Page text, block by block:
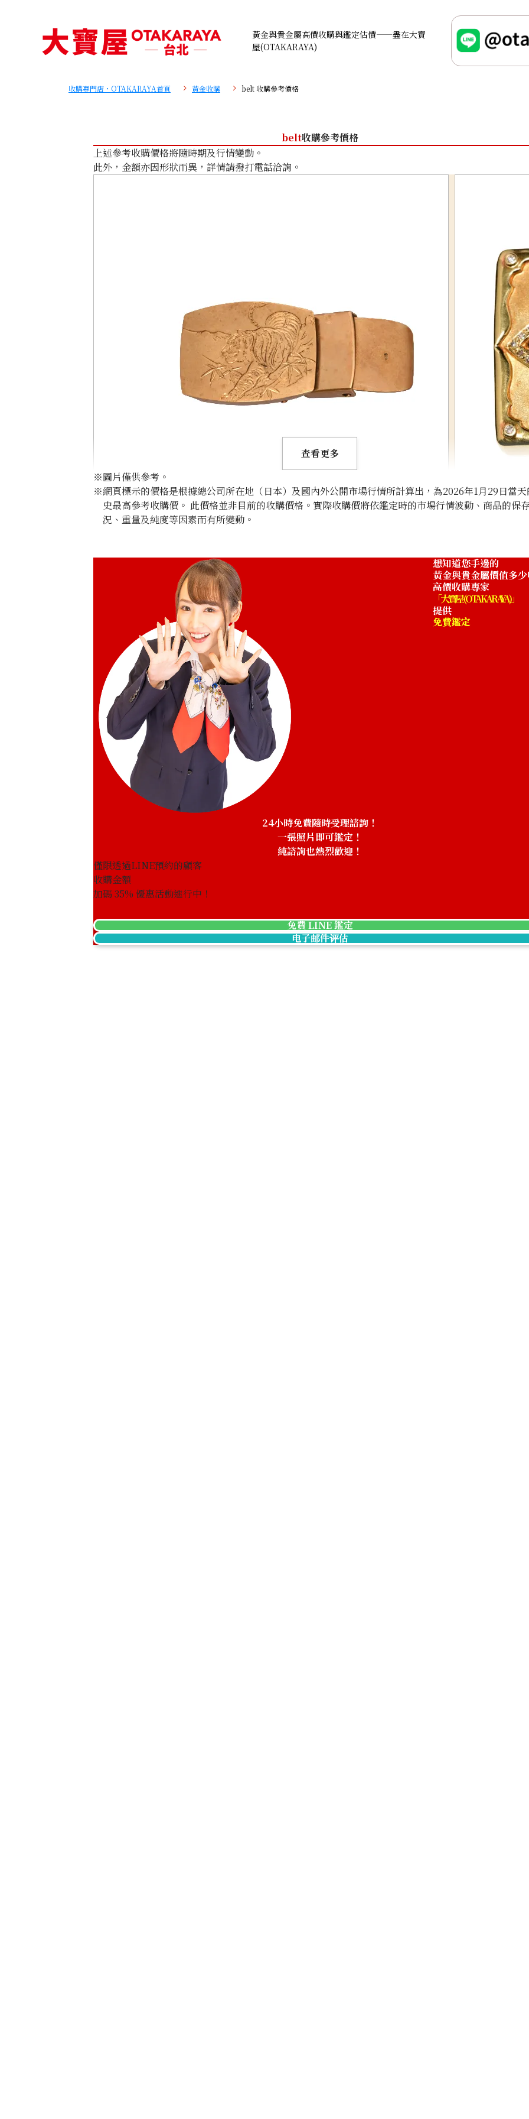
黃金與貴金屬高價收購與鑑定估價——盡在大寶
屋(OTAKARAYA)
收購專門店・OTAKARAYA首頁 黃金收購 belt 收購參考價格
belt收購參考價格
上述參考收購價格將隨時期及行情變動。
此外，金額亦因形狀而異，詳情請撥打電話洽詢。
收購參考價格
NTD 214,338
查看更多
※圖片僅供參考。
※網頁標示的價格是根據總公司所在地（日本）及國內外公開市場行情所計算出，為2026年1月29日當
史最高參考收購價。 此價格並非目前的收購價格。實際收購價將依鑑定時的市場行情波動、商品的保
況、重量及純度等因素而有所變動。
想知道您手邊的
黃金與貴金屬價值多
高價收購專家
「大寶屋 (OTAKARAYA)」
提供
免費鑑定
24小時免費隨時受理諮詢！
一張照片即可鑑定！
純諮詢也熱烈歡迎！
僅限透過LINE預約的顧客
收購金額
加碼35% 優惠活動進行中！
免費 LINE 鑑定
电子邮件评估